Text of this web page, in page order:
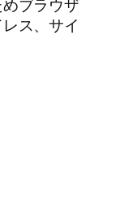
ブラウザ
ス、サイ